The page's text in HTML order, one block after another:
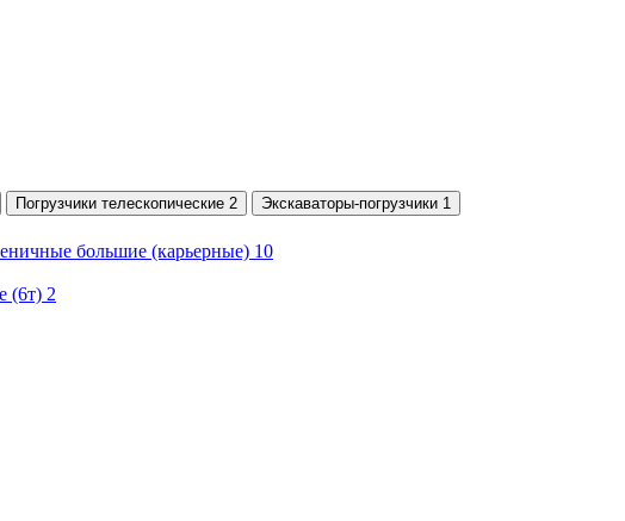
Погрузчики телескопические 2
Экскаваторы-погрузчики 1
большие (карьерные) 10
(6т) 2